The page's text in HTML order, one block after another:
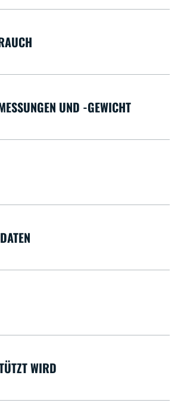
UND -GEWICHT
WIRD